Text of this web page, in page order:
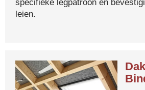
specifieke legpatroon en
leien.